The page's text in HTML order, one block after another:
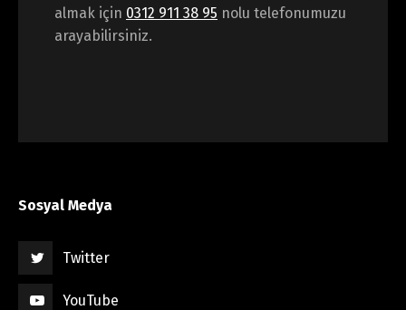
almak için 0312 911 38 95 nolu telefonumuzu
arayabilirsiniz.
Sosyal Medya
Twitter
YouTube